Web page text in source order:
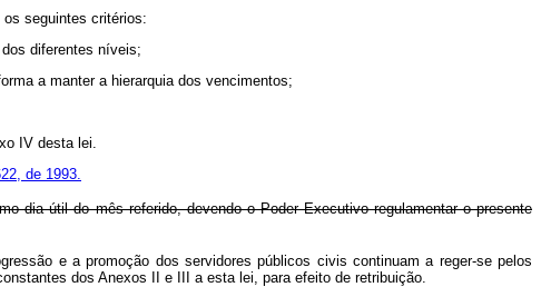
seguintes critérios:
diferentes níveis;
a manter a hierarquia dos vencimentos;
IV desta lei.
de 1993.
dia útil do mês referido, devendo o Poder Executivo regulamentar o presente
e a promoção dos servidores públicos civis continuam a reger-se pelos
dos Anexos II e III a esta lei, para efeito de retribuição.